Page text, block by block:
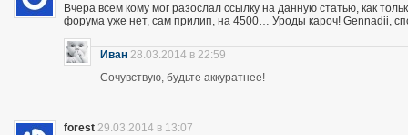
Вчера всем кому мог разослал ссылку на данную статью, как
форума уже нет, сам прилип, на 4500… Уроды кароч! Gennadii,
Иван 28.03.2014 в 22:59
Сочувствую, будьте аккуратнее!
forest 29.03.2014 в 13:07